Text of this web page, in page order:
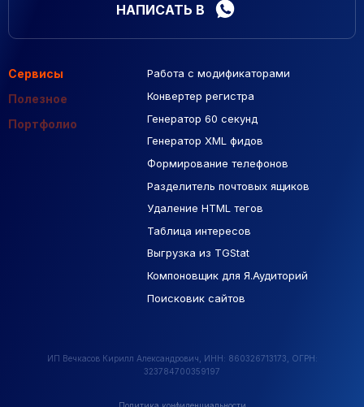
НАПИСАТЬ В
Сервисы
Полезное
Портфолио
Работа с модификаторами
Конвертер регистра
Генератор 60 секунд
Генератор XML фидов
Формирование телефонов
Разделитель почтовых ящиков
Удаление HTML тегов
Таблица интересов
Выгрузка из TGStat
Компоновщик для Я.Аудиторий
Поисковик сайтов
Подборка сайтов
Макеты Figma
База Яндекс Карты
РСЯ площадки
Созданные сайты
Контекстная реклама
ИП Вечкасов Кирилл Александрович, ИНН: 860326713173, ОГРН:
323784700359197